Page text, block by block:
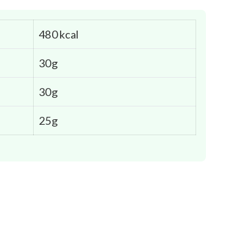
480 kcal
30g
30g
25g